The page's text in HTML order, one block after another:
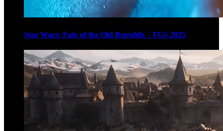
Star Wars: Fate of the Old Republic - TGS 2025